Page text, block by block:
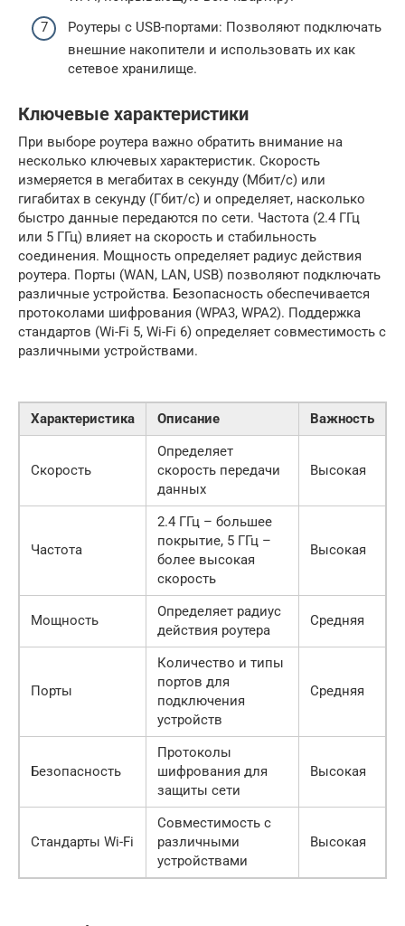
Роутеры с USB-портами: Позволяют подключать
внешние накопители и использовать их как
сетевое хранилище.
Ключевые характеристики
При выборе роутера важно обратить внимание на
несколько ключевых характеристик. Скорость
измеряется в мегабитах в секунду (Мбит/с) или
гигабитах в секунду (Гбит/с) и определяет, насколько
быстро данные передаются по сети. Частота (2.4 ГГц
или 5 ГГц) влияет на скорость и стабильность
соединения. Мощность определяет радиус действия
роутера. Порты (WAN, LAN, USB) позволяют подключать
различные устройства. Безопасность обеспечивается
протоколами шифрования (WPA3, WPA2). Поддержка
стандартов (Wi-Fi 5, Wi-Fi 6) определяет совместимость с
различными устройствами.
Характеристика Описание Важность
Скорость
Определяет
скорость передачи
данных
Высокая
Частота
2.4 ГГц – большее
покрытие, 5 ГГц –
более высокая
скорость
Высокая
Мощность
Определяет радиус
действия роутера
Средняя
Порты
Количество и типы
портов для
подключения
устройств
Средняя
Безопасность
Протоколы
шифрования для
защиты сети
Высокая
Стандарты Wi-Fi
Совместимость с
различными
устройствами
Высокая